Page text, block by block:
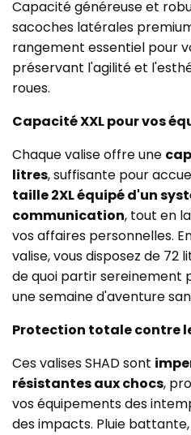
Capacité généreuse et
sacoches latérales
rangement essentiel pour
préservant l'agilité et
roues.
Capacité XXL pour vos
Chaque valise offre une
litres, suffisante pour
taille 2XL équipé d'un
communication, tout en
vos affaires personnelles.
valise, vous disposez de
de quoi partir sereinement
une semaine d'aventure
Protection totale contre
Ces valises SHAD sont
résistantes aux chocs,
vos équipements des
des impacts. Pluie